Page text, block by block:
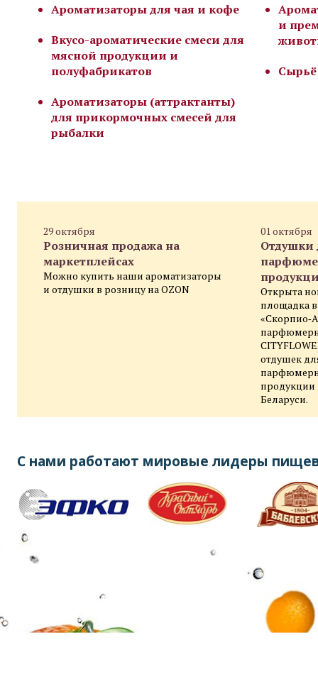
Ароматизаторы для чая и кофе
Вкусо-ароматические смеси для
мясной продукции и
полуфабрикатов
Ароматизаторы (аттрактанты)
для прикормочных смесей для
рыбалки
и
29 октября
Розничная продажа на
маркетплейсах
Можно купить наши ароматизаторы
и отдушки в розницу на OZON
01 октября
Отдушки
Открыта
площадка
отдушек
продукции
Беларуси.
С нами работают мировые лидеры